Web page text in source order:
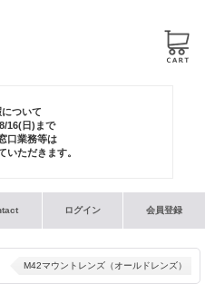
ついて
16(日)まで
口業務等は
いただきます。
ログイン 会員登録
M42マウントレンズ（オールドレンズ）